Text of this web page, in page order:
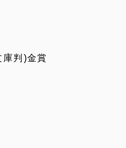
庫判)金賞